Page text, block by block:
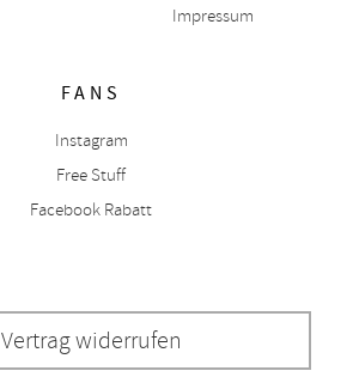
Impressum
FANS
Instagram
Free Stuff
Facebook Rabatt
Vertrag widerrufen